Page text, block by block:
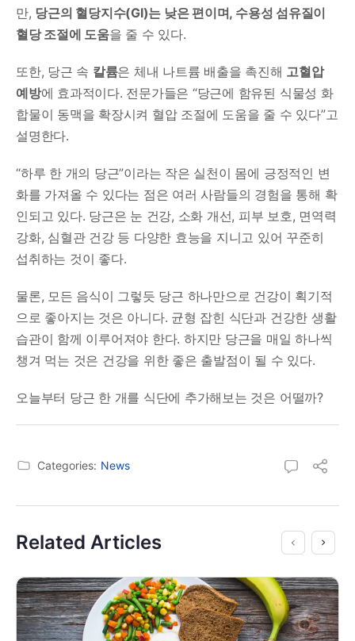
만, 당근의 혈당지수(GI)는 낮은 편이며, 수용성 섬유질이
혈당 조절에 도움을 줄 수 있다.
또한, 당근 속 칼륨은 체내 나트륨 배출을 촉진해 고혈압
예방에 효과적이다. 전문가들은 “당근에 함유된 식물성 화
합물이 동맥을 확장시켜 혈압 조절에 도움을 줄 수 있다”고
설명한다.
“하루 한 개의 당근”이라는 작은 실천이 몸에 긍정적인 변
화를 가져올 수 있다는 점은 여러 사람들의 경험을 통해 확
인되고 있다. 당근은 눈 건강, 소화 개선, 피부 보호, 면역력
강화, 심혈관 건강 등 다양한 효능을 지니고 있어 꾸준히
섭취하는 것이 좋다.
물론, 모든 음식이 그렇듯 당근 하나만으로 건강이 획기적
으로 좋아지는 것은 아니다. 균형 잡힌 식단과 건강한 생활
습관이 함께 이루어져야 한다. 하지만 당근을 매일 하나씩
챙겨 먹는 것은 건강을 위한 좋은 출발점이 될 수 있다.
오늘부터 당근 한 개를 식단에 추가해보는 것은 어떨까?
Categories: News
Related Articles